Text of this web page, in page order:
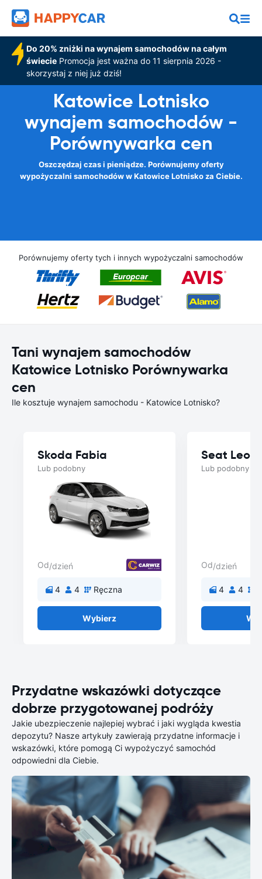
Do 20% zniżki na wynajem samochodów na całym
świeciePromocja jest ważna do 11 sierpnia 2026 -
skorzystaj z niej już dziś!
Katowice Lotnisko
wynajem samochodów -
Porównywarka cen
Oszczędzaj czas i pieniądze. Porównujemy oferty
wypożyczalni samochodów w Katowice Lotnisko za Ciebie.
Porównujemy oferty tych i innych wypożyczalni samochodów
Tani wynajem samochodów
Katowice Lotnisko Porównywarka
cen
Ile kosztuje wynajem samochodu - Katowice Lotnisko?
Skoda Fabia
Lub podobny
Od/dzień
4 4 Ręczna
Wybierz
Seat Leon
Lub podobny
Od/dzień
4 4
Przydatne wskazówki dotyczące
dobrze przygotowanej podróży
Jakie ubezpieczenie najlepiej wybrać i jaki wygląda kwestia
depozytu? Nasze artykuły zawierają przydatne informacje i
wskazówki, które pomogą Ci wypożyczyć samochód
odpowiedni dla Ciebie.